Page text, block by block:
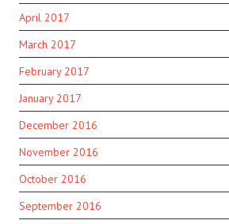
April 2017
March 2017
February 2017
January 2017
December 2016
November 2016
October 2016
September 2016